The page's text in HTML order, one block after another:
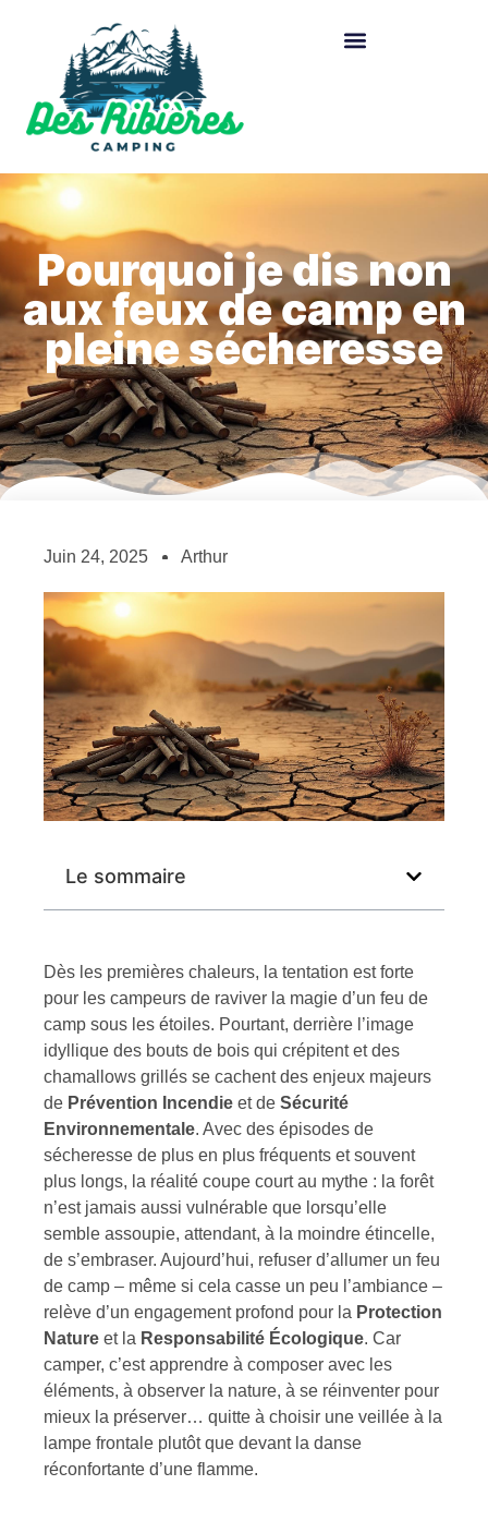
Pourquoi je dis non
aux feux de camp en
pleine sécheresse
Juin 24, 2025 Arthur
Le sommaire
Dès les premières chaleurs, la tentation est forte
pour les campeurs de raviver la magie d’un feu de
camp sous les étoiles. Pourtant, derrière l’image
idyllique des bouts de bois qui crépitent et des
chamallows grillés se cachent des enjeux majeurs
de Prévention Incendie et de Sécurité
Environnementale. Avec des épisodes de
sécheresse de plus en plus fréquents et souvent
plus longs, la réalité coupe court au mythe : la forêt
n’est jamais aussi vulnérable que lorsqu’elle
semble assoupie, attendant, à la moindre étincelle,
de s’embraser. Aujourd’hui, refuser d’allumer un feu
de camp – même si cela casse un peu l’ambiance –
relève d’un engagement profond pour la Protection
Nature et la Responsabilité Écologique. Car
camper, c’est apprendre à composer avec les
éléments, à observer la nature, à se réinventer pour
mieux la préserver… quitte à choisir une veillée à la
lampe frontale plutôt que devant la danse
réconfortante d’une flamme.